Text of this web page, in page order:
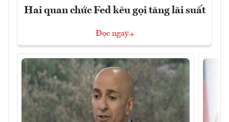
Hai quan chức Fed kêu gọi tăng lãi suất
Đọc ngay